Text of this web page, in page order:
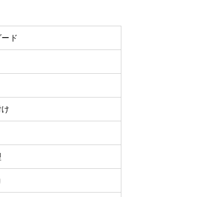
ド